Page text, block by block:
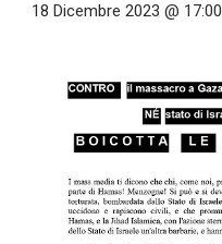
18 Dicembre 2023 @ 17:00